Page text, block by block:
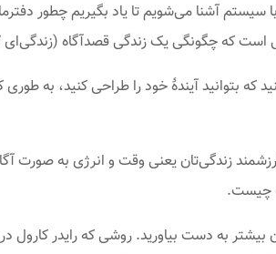
آشنا می‌شویم تا یاد بگیریم چطور
است که چگونگی یک زندگی قصدآگاه
که بتوانید آیندۀ خود را طراحی کنید، به
زندگی‌تان یعنی وقت و انرژی به صورت
چیست.
به‌ دست بیاورید. روشی که رایدر کارول